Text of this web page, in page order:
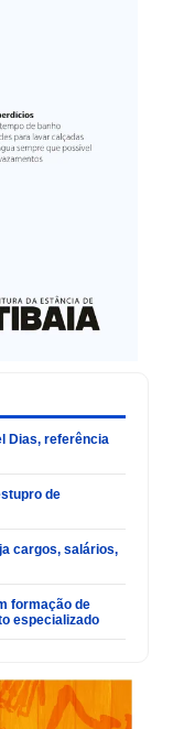
Dias, referência
de
cargos, salários,
formação de
especializado